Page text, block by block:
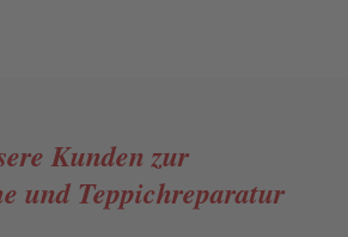
Kundenzur
und Teppichreparatur